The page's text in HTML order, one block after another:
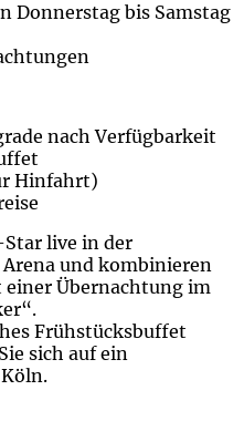
Donnerstag bis Samstag
nach Verfügbarkeit
Hinfahrt)
live in der
Arena und kombinieren
Übernachtung im
Frühstücksbuffet
sich auf ein